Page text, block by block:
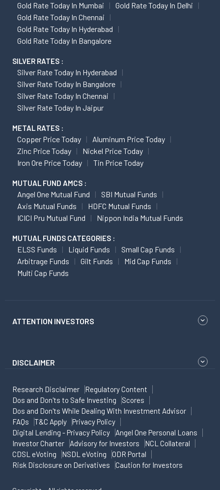
Gold Rate Today In Mumbai
Gold Rate Today In Delhi
Gold Rate Today In Chennai
Gold Rate Today In Hyderabad
Gold Rate Today In Bangalore
SILVER RATES :
Silver Rate Today In Hyderabad
Silver Rate Today In Bangalore
Silver Rate Today In Chennai
Silver Rate Today In Jaipur
METAL RATES :
Copper Price Today
Aluminum Price Today
Zinc Price Today
Nickel Price Today
Iron Ore Price Today
Tin Price Today
MUTUAL FUND AMCS :
Angel One Mutual Fund
SBI Mutual Funds
Axis Mutual Funds
HDFC Mutual Funds
ICICI Pru Mutual Fund
Nippon India Mutual Funds
MUTUAL FUNDS CATEGORIES :
ELSS Funds Liquid Funds
Small Cap Funds
Arbitrage Funds
Gilt Funds
Mid Cap Funds
Multi Cap Funds
ATTENTION INVESTORS
DISCLAIMER
Research Disclaimer
Regulatory Content
Dos and Don'ts to Safe Investing
Scores
Dos and Don'ts While Dealing With Investment Advisor
FAQs
T&C Apply
Privacy Policy
Digital Lending - Privacy Policy
Angel One Personal Loans
Investor Charter
Advisory for Investors
NCL Collateral
CDSL eVoting
NSDL eVoting
ODR Portal
Risk Disclosure on Derivatives
Caution for Investors